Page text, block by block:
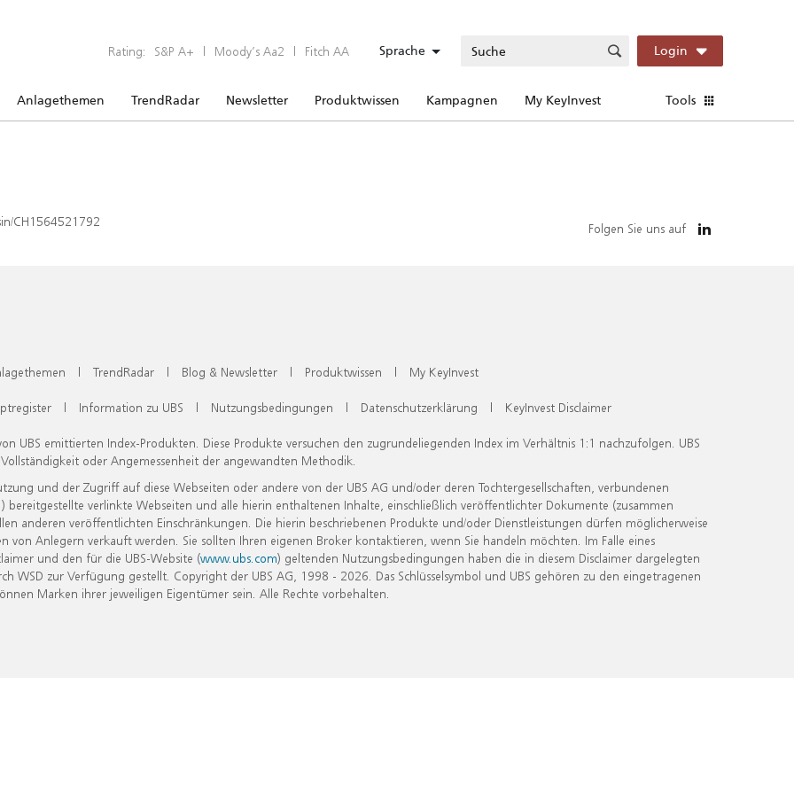
Rating: S&P A+ | Moody’s Aa2 | Fitch AA Sprache Login
Anlagethemen TrendRadar Newsletter Produktwissen Kampagnen My KeyInvest Tools
CH1564521792 Folgen Sie uns auf
| TrendRadar | Blog & Newsletter | Produktwissen | My KeyInvest
| Information zu UBS | Nutzungsbedingungen | Datenschutzerklärung | KeyInvest Disclaimer
UBS emittierten Index-Produkten. Diese Produkte versuchen den zugrundeliegenden Index im Verhältnis 1:1 nachzufolgen. UBS
oder Angemessenheit der angewandten Methodik.
und der Zugriff auf diese Webseiten oder andere von der UBS AG und/oder deren Tochtergesellschaften, verbundenen
verlinkte Webseiten und alle hierin enthaltenen Inhalte, einschließlich veröffentlichter Dokumente (zusammen
anderen veröffentlichten Einschränkungen. Die hierin beschriebenen Produkte und/oder Dienstleistungen dürfen möglicherweise
Anlegern verkauft werden. Sie sollten Ihren eigenen Broker kontaktieren, wenn Sie handeln möchten. Im Falle eines
und den für die UBS-Website (www.ubs.com) geltenden Nutzungsbedingungen haben die in diesem Disclaimer dargelegten
zur Verfügung gestellt. Copyright der UBS AG, 1998 - 2026. Das Schlüsselsymbol und UBS gehören zu den eingetragenen
Marken ihrer jeweiligen Eigentümer sein. Alle Rechte vorbehalten.